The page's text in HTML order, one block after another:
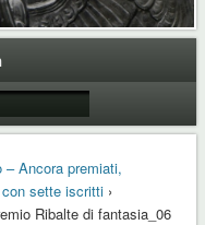
– Ancora premiati,
sette iscritti›
Ribalte di fantasia_06